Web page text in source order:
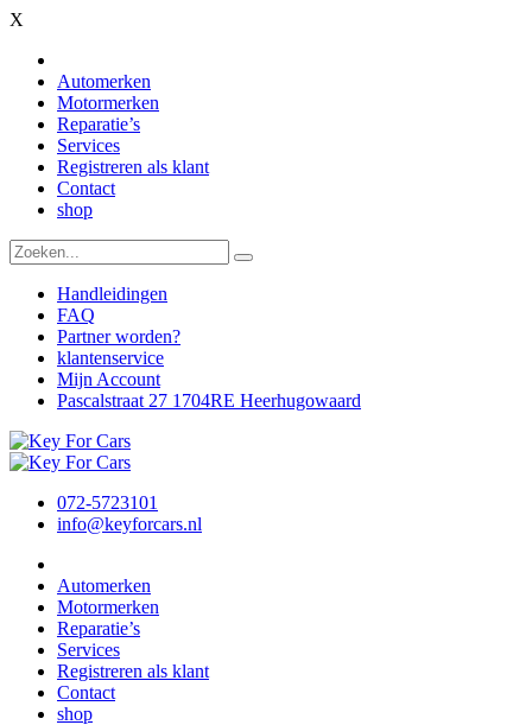
X
Automerken
Motormerken
Reparatie’s
Services
Registreren als klant
Contact
shop
Handleidingen
FAQ
Partner worden?
klantenservice
Mijn Account
Pascalstraat 27 1704RE Heerhugowaard
072-5723101
info@keyforcars.nl
Automerken
Motormerken
Reparatie’s
Services
Registreren als klant
Contact
shop